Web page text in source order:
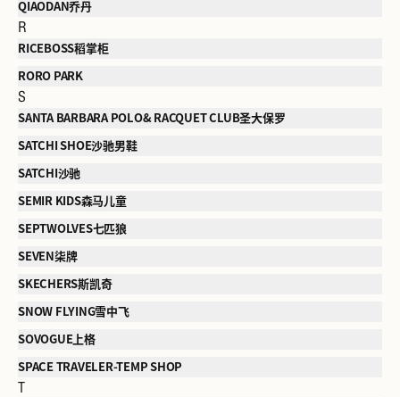
QIAODAN乔丹
R
RICEBOSS稻掌柜
RORO PARK
S
SANTA BARBARA POLO& RACQUET CLUB圣大保罗
SATCHI SHOE沙驰男鞋
SATCHI沙驰
SEMIR KIDS森马儿童
SEPTWOLVES七匹狼
SEVEN柒牌
SKECHERS斯凯奇
SNOW FLYING雪中飞
SOVOGUE上格
SPACE TRAVELER-TEMP SHOP
T